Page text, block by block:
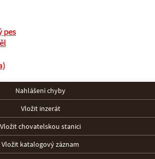
pes
Nahlášení chyby
Vložit inzerát
Vložit chovatelskou stanici
Vložit katalogový záznam